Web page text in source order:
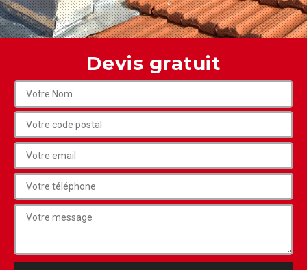
Devis gratuit